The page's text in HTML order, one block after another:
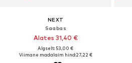
NEXT
Saabas
Alates 31,40 €
Algselt: 53,00 €
Viimane madalaim hind:27,22 €